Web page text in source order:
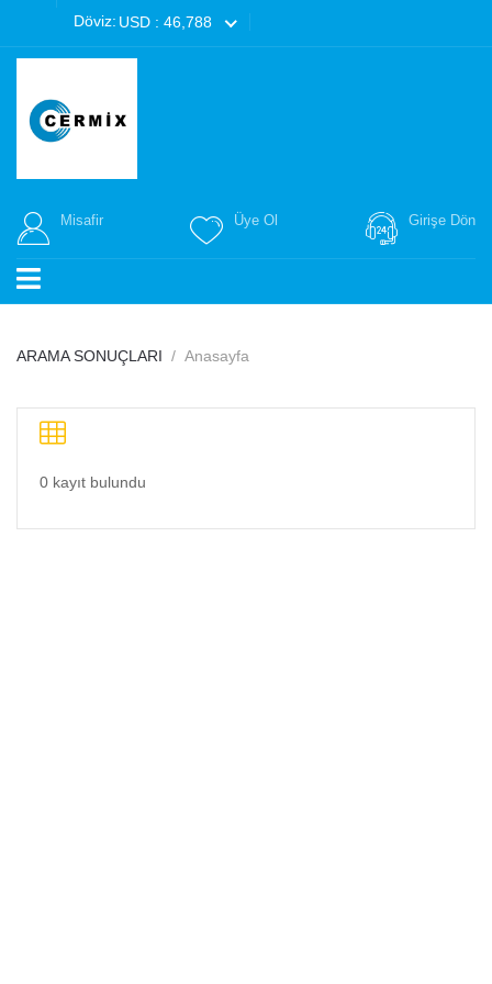
Döviz: USD : 46,788
Misafir Üye Ol Girişe Dön
ARAMA SONUÇLARI Anasayfa
0 kayıt bulundu